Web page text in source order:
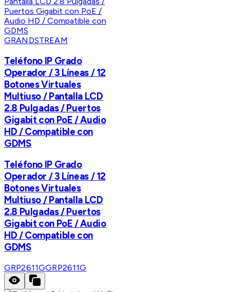
GRANDSTREAM
Teléfono IP Grado
Operador / 3 Líneas / 12
Botones Virtuales
Multiuso / Pantalla LCD
2.8 Pulgadas / Puertos
Gigabit con PoE / Audio
HD / Compatible con
GDMS
Teléfono IP Grado
Operador / 3 Líneas / 12
Botones Virtuales
Multiuso / Pantalla LCD
2.8 Pulgadas / Puertos
Gigabit con PoE / Audio
HD / Compatible con
GDMS
GRP2611GGRP2611G